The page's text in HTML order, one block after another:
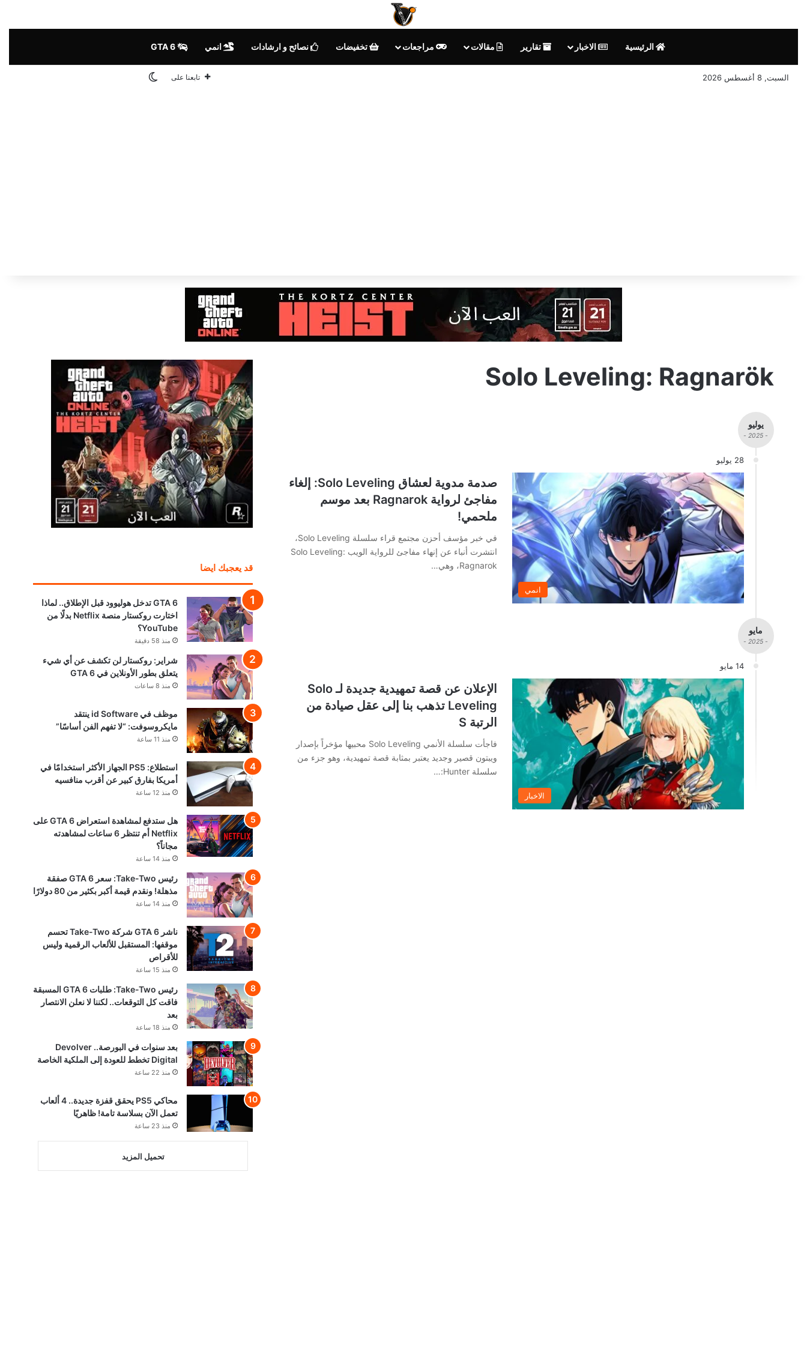
الرئيسية الاخبار تقارير مقالات مراجعات تخفيضات نصائح و ارشادات انمي
السبت, 8 أغسطس 2026 تابعنا على الوضع المظلم
Solo Leveling: Ragnarök
يوليو
- 2025 -
28 يوليو
انمي
صدمة مدوية لعشاق Solo Leveling: إلغاء
مفاجئ لرواية Ragnarok بعد موسم
ملحمي!
في خبر مؤسف أحزن مجتمع قراء سلسلة Solo Leveling،
انتشرت أنباء عن إنهاء مفاجئ للرواية الويب Solo Leveling:
Ragnarok، وهي…
مايو
- 2025 -
14 مايو
الاخبار
الإعلان عن قصة تمهيدية جديدة لـ Solo
Leveling تذهب بنا إلى عقل صيادة من
الرتبة S
فاجأت سلسلة الأنمي Solo Leveling محبيها مؤخراً بإصدار
ويبتون قصير وجديد يعتبر بمثابة قصة تمهيدية، وهو جزء من
سلسلة Hunter:…
قد يعجبك ايضا
GTA 6 تدخل هوليوود قبل الإطلاق.. لماذا
اختارت روكستار منصة Netflix بدلًا من
YouTube؟
منذ 58 دقيقة
شراير: روكستار لن تكشف عن أي شيء
يتعلق بطور الأونلاين في GTA 6
منذ 8 ساعات
موظف في id Software ينتقد
مايكروسوفت: “لا تفهم الفن أساسًا”
منذ 11 ساعة
استطلاع: PS5 الجهاز الأكثر استخدامًا في
أمريكا بفارق كبير عن أقرب منافسيه
منذ 12 ساعة
هل ستدفع لمشاهدة استعراض GTA 6 على
Netflix أم تنتظر 6 ساعات لمشاهدته
مجاناً؟
منذ 14 ساعة
رئيس Take-Two: سعر GTA 6 صفقة
مذهلة! ونقدم قيمة أكبر بكثير من 80 دولارًا
منذ 14 ساعة
ناشر GTA 6 شركة Take-Two تحسم
موقفها: المستقبل للألعاب الرقمية وليس
للأقراص
منذ 15 ساعة
رئيس Take-Two: طلبات GTA 6 المسبقة
فاقت كل التوقعات.. لكننا لا نعلن الانتصار
بعد
منذ 18 ساعة
بعد سنوات في البورصة.. Devolver
Digital تخطط للعودة إلى الملكية الخاصة
منذ 22 ساعة
محاكي PS5 يحقق قفزة جديدة.. 4 ألعاب
تعمل الآن بسلاسة تامة! ظاهريًا
منذ 23 ساعة
تحميل المزيد